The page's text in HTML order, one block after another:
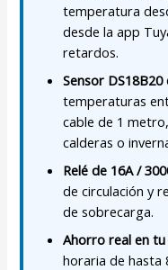
temperatura
desde la app
retardos.
Sensor
temperaturas
cable de 1
calderas o
Relé de 16A /
de circulación y
de sobrecarga.
Ahorro real en
horaria de hasta